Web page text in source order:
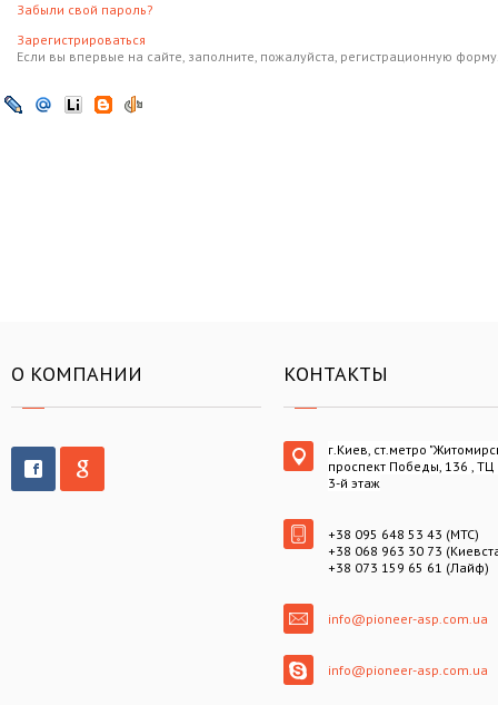
Забыли свой пароль?
Зарегистрироваться
Если вы впервые на сайте, заполните, пожалуйста, регистрационную
О КОМПАНИИ КОНТАКТЫ
г.Киев, ст.метро
проспект Победы, 136 , ТЦ
3-й этаж
+38 095 648 53 43 (МТС)
+38 068 963 30 73
+38 073 159 65 61 (Лайф)
info@pioneer-asp.com.ua
info@pioneer-asp.com.ua